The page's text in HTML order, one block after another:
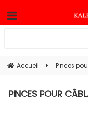
Accueil Pinces
PINCES POUR